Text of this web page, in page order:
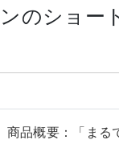
のショー
商品概要：「まる